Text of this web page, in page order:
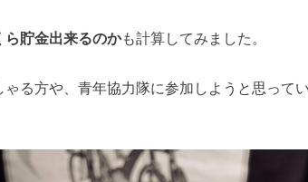
ら貯金出来るのかも計算してみました。
る方や、青年協力隊に参加しようと思って